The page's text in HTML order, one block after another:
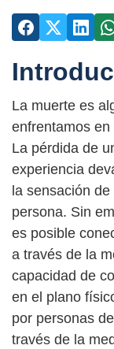
La muerte es
enfrentamos
La pérdida de
experiencia
la sensación
persona. Sin
es posible
a través de la
capacidad de
en el plano
por personas
través de la